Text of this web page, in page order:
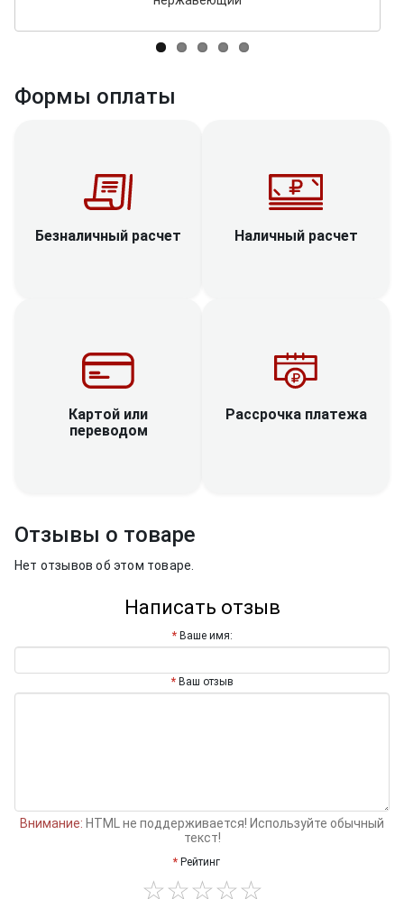
Формы оплаты
Безналичный расчет Наличный расчет
Картой или
переводом
Рассрочка платежа
Отзывы о товаре
Нет отзывов об этом товаре.
Написать отзыв
Ваше имя:
Ваш отзыв
Внимание: HTML не поддерживается! Используйте обычный
текст!
Рейтинг